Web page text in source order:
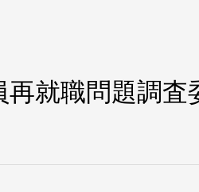
再就職問題調